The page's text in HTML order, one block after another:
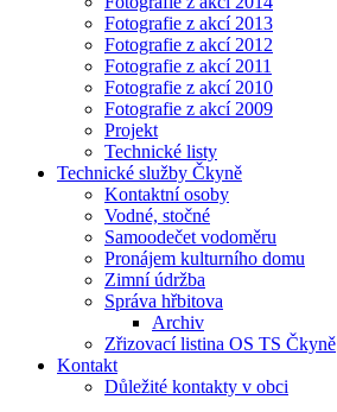
Fotografie z akcí 2013
Fotografie z akcí 2012
Fotografie z akcí 2011
Fotografie z akcí 2010
Fotografie z akcí 2009
Projekt
Technické listy
Technické služby Čkyně
Kontaktní osoby
Vodné, stočné
Samoodečet vodoměru
Pronájem kulturního domu
Zimní údržba
Správa hřbitova
Archiv
Zřizovací listina OS TS Čkyně
Kontakt
Důležité kontakty v obci